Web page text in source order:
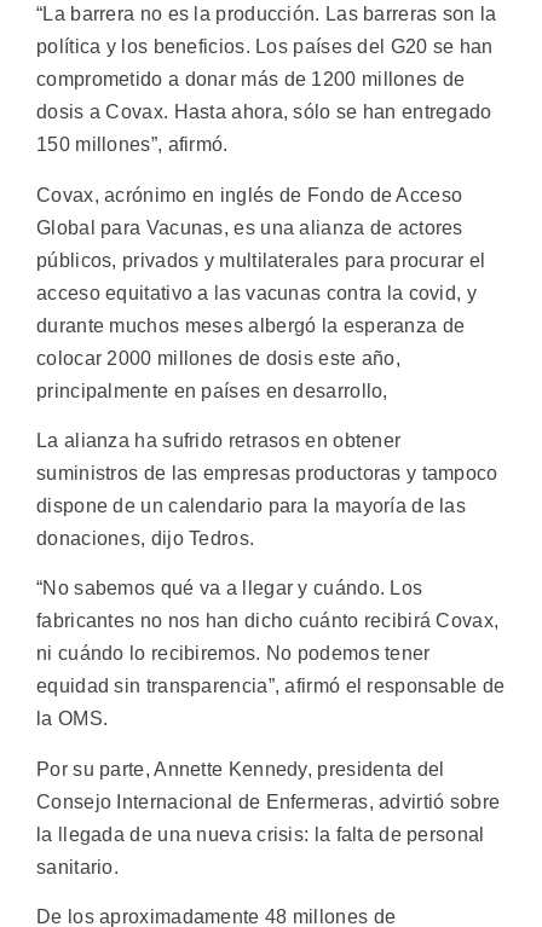
“La barrera no es la producción. Las barreras son la
política y los beneficios. Los países del G20 se han
comprometido a donar más de 1200 millones de
dosis a Covax. Hasta ahora, sólo se han entregado
150 millones”, afirmó.
Covax, acrónimo en inglés de Fondo de Acceso
Global para Vacunas, es una alianza de actores
públicos, privados y multilaterales para procurar el
acceso equitativo a las vacunas contra la covid, y
durante muchos meses albergó la esperanza de
colocar 2000 millones de dosis este año,
principalmente en países en desarrollo,
La alianza ha sufrido retrasos en obtener
suministros de las empresas productoras y tampoco
dispone de un calendario para la mayoría de las
donaciones, dijo Tedros.
“No sabemos qué va a llegar y cuándo. Los
fabricantes no nos han dicho cuánto recibirá Covax,
ni cuándo lo recibiremos. No podemos tener
equidad sin transparencia”, afirmó el responsable de
la OMS.
Por su parte, Annette Kennedy, presidenta del
Consejo Internacional de Enfermeras, advirtió sobre
la llegada de una nueva crisis: la falta de personal
sanitario.
De los aproximadamente 48 millones de